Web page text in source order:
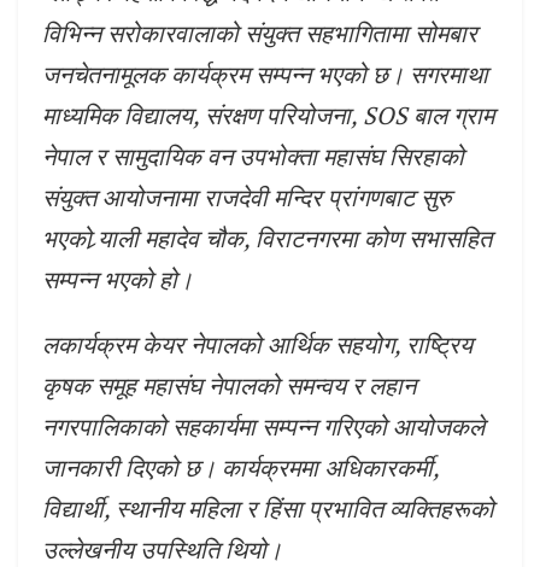
विभिन्न सरोकारवालाको संयुक्त सहभागितामा सोमबार
जनचेतनामूलक कार्यक्रम सम्पन्न भएको छ। सगरमाथा
माध्यमिक विद्यालय, संरक्षण परियोजना, SOS बाल ग्राम
नेपाल र सामुदायिक वन उपभोक्ता महासंघ सिरहाको
संयुक्त आयोजनामा राजदेवी मन्दिर प्रांगणबाट सुरु
भएको र्‍याली महादेव चौक, विराटनगरमा कोण सभासहित
सम्पन्न भएको हो।
लकार्यक्रम केयर नेपालको आर्थिक सहयोग, राष्ट्रिय
कृषक समूह महासंघ नेपालको समन्वय र लहान
नगरपालिकाको सहकार्यमा सम्पन्न गरिएको आयोजकले
जानकारी दिएको छ। कार्यक्रममा अधिकारकर्मी,
विद्यार्थी, स्थानीय महिला र हिंसा प्रभावित व्यक्तिहरूको
उल्लेखनीय उपस्थिति थियो।